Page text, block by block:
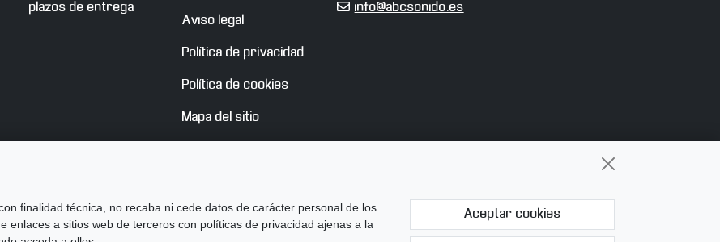
plazos de entrega
Aviso legal
Política de privacidad
Política de cookies
Mapa del sitio
E-
info@abcsonido.es
finalidad técnica, no recaba ni cede datos de carácter personal de los
enlaces a sitios web de terceros con políticas de privacidad ajenas a la
Aceptar cookies